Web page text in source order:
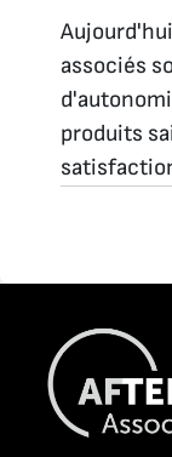
associés
produits